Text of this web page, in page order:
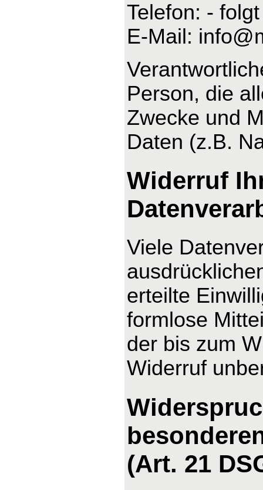
Telefon: -
E-Mail:
Person, die
Zwecke und
Daten (z.B.
Widerruf
Viele
erteilte
formlose
der bis zum
Widerruf
(Art. 21